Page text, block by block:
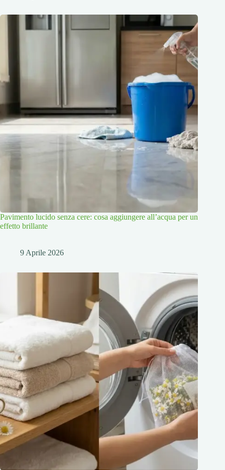
Pavimento lucido senza cere: cosa aggiungere all’acqua per un
effetto brillante
9 Aprile 2026